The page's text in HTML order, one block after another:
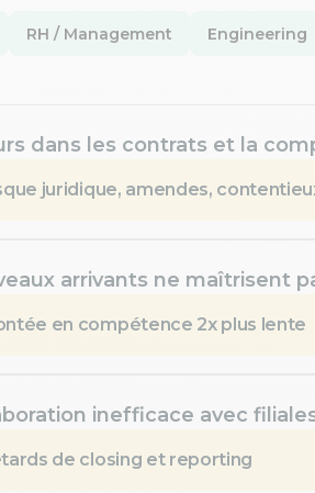
RH / Management Engineering
dans les contrats et la
juridique, amendes,
arrivants ne maîtrisent
en compétence 2x plus lente
inefficace avec
de closing et reporting